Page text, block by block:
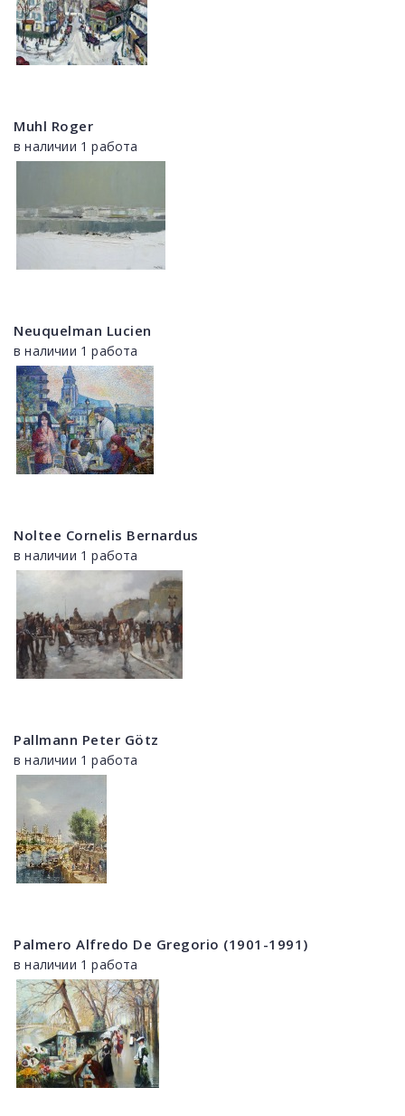
Muhl Roger
в наличии 1 работа
Neuquelman Lucien
в наличии 1 работа
Noltee Cornelis Bernardus
в наличии 1 работа
Pallmann Peter Götz
в наличии 1 работа
Palmero Alfredo De Gregorio (1901-1991)
в наличии 1 работа